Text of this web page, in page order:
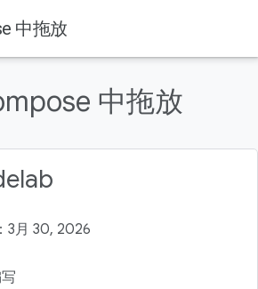
中拖放
中拖放
3月 30, 2026